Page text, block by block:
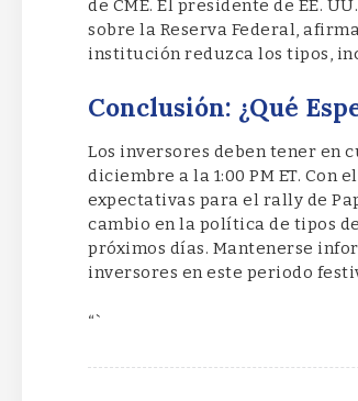
de CME. El presidente de EE.
sobre la Reserva Federal,
institución reduzca los tipos,
Conclusión: ¿Qué
Los inversores deben tener en
diciembre a la 1:00 PM ET. Con
expectativas para el rally de
cambio en la política de tipos
próximos días. Mantenerse
inversores en este periodo
“`